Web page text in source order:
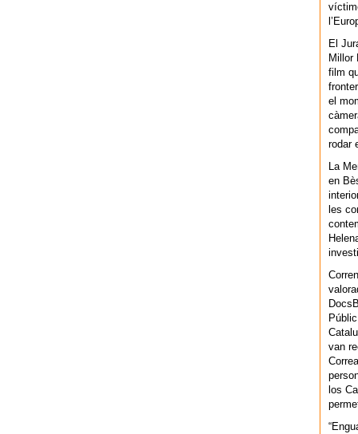
El
Millor
film
el
rodar
La
en
les
van
los